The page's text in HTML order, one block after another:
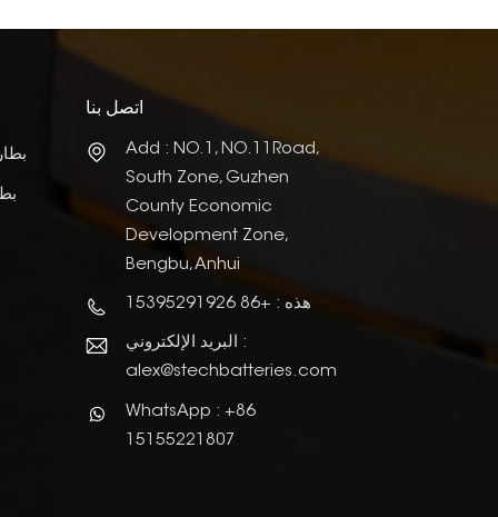
اتصل بنا
Add : NO.1, NO.11Road,
South Zone, Guzhen
County Economic
Development Zone,
Bengbu, Anhui
هذه : +86 15395291926
البريد الإلكتروني :
alex@stechbatteries.com
WhatsApp : +86
15155221807